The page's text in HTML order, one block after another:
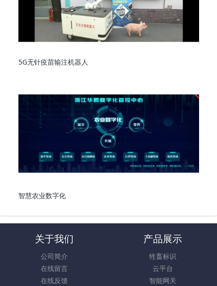
5G无针疫苗输注机器人
智慧农业数字化
关于我们
公司简介
在线留言
在线反馈
产品展示
牲畜标识
云平台
智能网关